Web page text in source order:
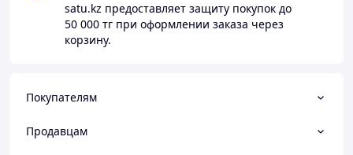
satu.kz предоставляет защиту покупок до
50 000 тг при оформлении заказа через
корзину.
Покупателям
Продавцам